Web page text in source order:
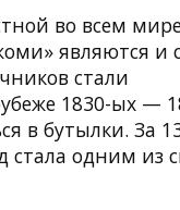
во всем
являются
стали
1830-ых —
в бутылки. За
стала одним из